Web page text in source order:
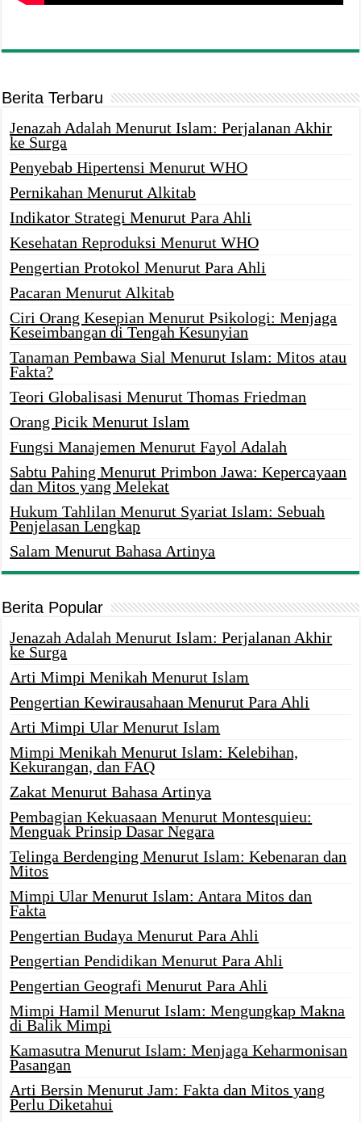
Berita Terbaru
Jenazah Adalah Menurut Islam: Perjalanan Akhir
ke Surga
Penyebab Hipertensi Menurut WHO
Pernikahan Menurut Alkitab
Indikator Strategi Menurut Para Ahli
Kesehatan Reproduksi Menurut WHO
Pengertian Protokol Menurut Para Ahli
Pacaran Menurut Alkitab
Ciri Orang Kesepian Menurut Psikologi: Menjaga
Keseimbangan di Tengah Kesunyian
Tanaman Pembawa Sial Menurut Islam: Mitos atau
Fakta?
Teori Globalisasi Menurut Thomas Friedman
Orang Picik Menurut Islam
Fungsi Manajemen Menurut Fayol Adalah
Sabtu Pahing Menurut Primbon Jawa: Kepercayaan
dan Mitos yang Melekat
Hukum Tahlilan Menurut Syariat Islam: Sebuah
Penjelasan Lengkap
Salam Menurut Bahasa Artinya
Berita Popular
Jenazah Adalah Menurut Islam: Perjalanan Akhir
ke Surga
Arti Mimpi Menikah Menurut Islam
Pengertian Kewirausahaan Menurut Para Ahli
Arti Mimpi Ular Menurut Islam
Mimpi Menikah Menurut Islam: Kelebihan,
Kekurangan, dan FAQ
Zakat Menurut Bahasa Artinya
Pembagian Kekuasaan Menurut Montesquieu:
Menguak Prinsip Dasar Negara
Telinga Berdenging Menurut Islam: Kebenaran dan
Mitos
Mimpi Ular Menurut Islam: Antara Mitos dan
Fakta
Pengertian Budaya Menurut Para Ahli
Pengertian Pendidikan Menurut Para Ahli
Pengertian Geografi Menurut Para Ahli
Mimpi Hamil Menurut Islam: Mengungkap Makna
di Balik Mimpi
Kamasutra Menurut Islam: Menjaga Keharmonisan
Pasangan
Arti Bersin Menurut Jam: Fakta dan Mitos yang
Perlu Diketahui